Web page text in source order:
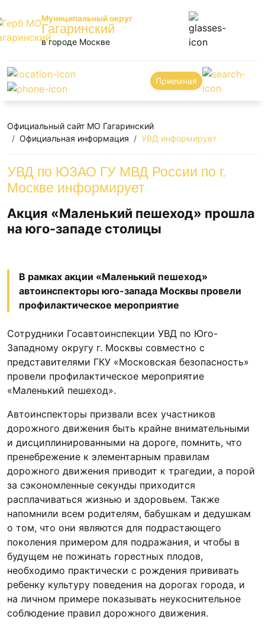
Муниципальный округ
Гагаринский
в городе Москве
Приемная
Официальный сайт МО Гагаринский
Официальная информация
УВД информирует
УВД по ЮЗАО ГУ МВД России по г.
Москве информирует
Акция «Маленький пешеход» прошла
на юго-западе столицы
В рамках акции «Маленький пешеход»
автоинспекторы юго-запада Москвы провели
профилактическое мероприятие
Сотрудники Госавтоинспекции УВД по Юго-
Западному округу г. Москвы совместно с
представителями ГКУ «Московская безопасность»
провели профилактическое мероприятие
«Маленький пешеход».
Автоинспекторы призвали всех участников
дорожного движения быть крайне внимательными
и дисциплинированными на дороге, помнить, что
пренебрежение к элементарным правилам
дорожного движения приводит к трагедии, а порой
за сэкономленные секунды приходится
расплачиваться жизнью и здоровьем. Также
напомнили всем родителям, бабушкам и дедушкам
о том, что они являются для подрастающего
поколения примером для подражания, и чтобы в
будущем не пожинать горестных плодов,
необходимо практически с рождения прививать
ребенку культуру поведения на дорогах города, и
на личном примере показывать неукоснительное
соблюдение правил дорожного движения.